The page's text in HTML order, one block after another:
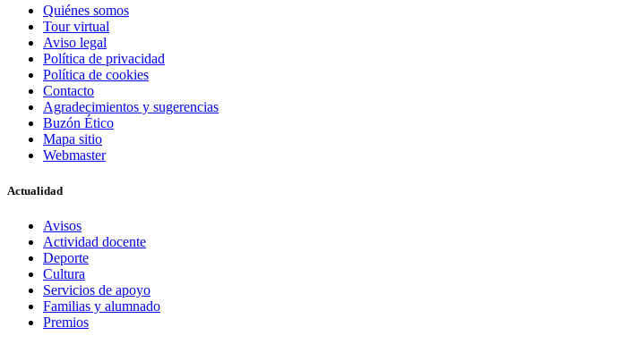
Quiénes somos
Tour virtual
Aviso legal
Política de privacidad
Política de cookies
Contacto
Agradecimientos y sugerencias
Buzón Ético
Mapa sitio
Webmaster
Actualidad
Avisos
Actividad docente
Deporte
Cultura
Servicios de apoyo
Familias y alumnado
Premios